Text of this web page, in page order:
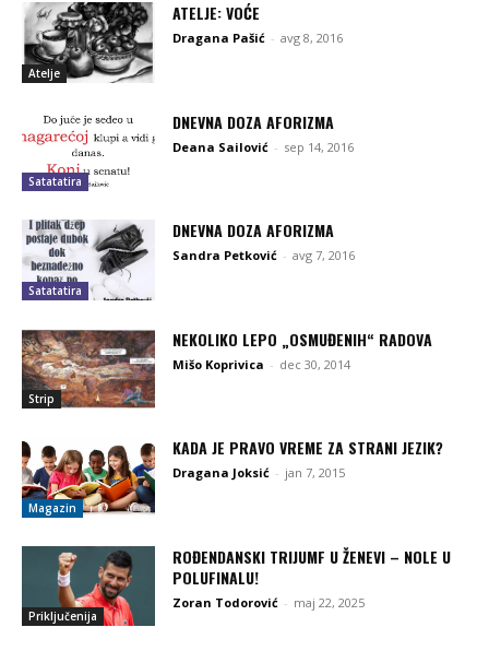
Atelje
ATELJE: VOĆE
Dragana Pašić - avg 8, 2016
Satatatira
DNEVNA DOZA AFORIZMA
Deana Sailović - sep 14, 2016
Satatatira
DNEVNA DOZA AFORIZMA
Sandra Petković - avg 7, 2016
Strip
NEKOLIKO LEPO „OSMUĐENIH“ RADOVA
Mišo Koprivica - dec 30, 2014
Magazin
KADA JE PRAVO VREME ZA STRANI JEZIK?
Dragana Joksić - jan 7, 2015
Priključenija
ROĐENDANSKI TRIJUMF U ŽENEVI – NOLE U
POLUFINALU!
Zoran Todorović - maj 22, 2025